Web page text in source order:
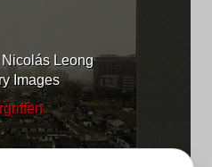
Leong
Images